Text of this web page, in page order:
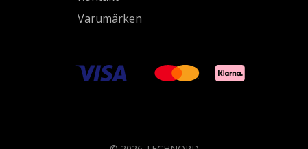
Varumärken